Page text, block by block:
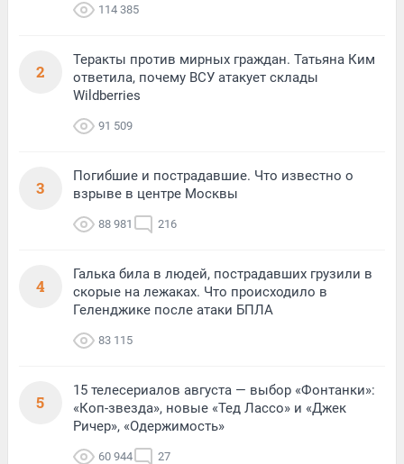
114 385
2
Теракты против мирных граждан. Татьяна Ким
ответила, почему ВСУ атакует склады
Wildberries
91 509
3
Погибшие и пострадавшие. Что известно о
взрыве в центре Москвы
88 981 216
4
Галька била в людей, пострадавших грузили в
скорые на лежаках. Что происходило в
Геленджике после атаки БПЛА
83 115
5
15 телесериалов августа — выбор «Фонтанки»:
«Коп-звезда», новые «Тед Лассо» и «Джек
Ричер», «Одержимость»
60 944 27